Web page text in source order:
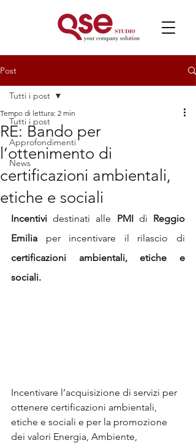
Post
Tutti i post
Approfondimenti
News
Tutti i post
RE: Bando per
l’ottenimento di
certificazioni ambientali,
etiche e sociali
Tempo di lettura: 2 min
Incentivi destinati alle PMI di Reggio
Emilia
certificazioni ambientali, etiche e
sociali.
Incentivare l’acquisizione di servizi per
ottenere certificazioni ambientali,
etiche e sociali e per la promozione
dei valori Energia, Ambiente,